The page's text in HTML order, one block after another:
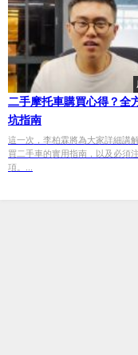
二手摩托車購買心得？全
坑指南
這一次，李柏霖將為大家詳細講
買二手車的實用指南，以及必須
項。...